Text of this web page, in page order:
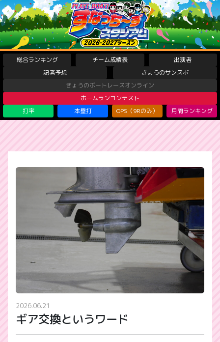
総合ランキング チーム成績表
出演者
記者予想
きょうのサンスポ
きょうのボートレースオンライン
ホームランコンテスト
打率
本塁打 OPS（9Rのみ） 月間ランキング
2026.06.21
ギア交換というワード